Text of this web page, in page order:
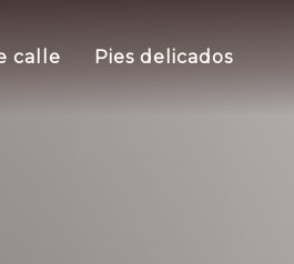
calle Pies delicados